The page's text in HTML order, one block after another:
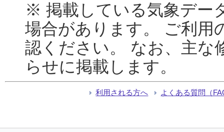
※ 掲載している気象デー
場合があります。 ご利用
認ください。 なお、主な
らせに掲載します。
利用される方へ よくある質問（